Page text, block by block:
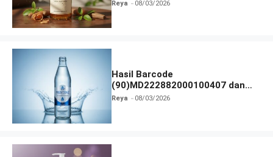
Reya 08/03/2026
Hasil Barcode
(90)MD222882000100407 dan
Izin BPOM
Reya 08/03/2026